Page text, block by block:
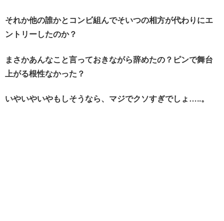
それか他の誰かとコンビ組んでそいつの相方が代わりにエ
ントリーしたのか？
まさかあんなこと言っておきながら辞めたの？ピンで舞台
上がる根性なかった？
いやいやいやもしそうなら、マジでクソすぎでしょ…..。